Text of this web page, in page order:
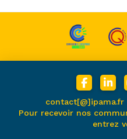
contact[@]ipama.fr
Pour recevoir nos
entrez